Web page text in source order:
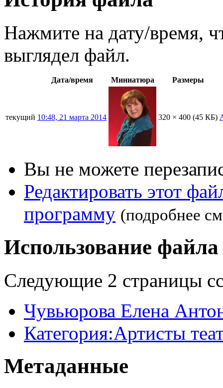
Нажмите на дату/время,
выглядел файл.
Дата/время Миниатюра Размеры
текущий 10:48, 21 марта 2014 320 × 400 (45 КБ)
Вы не можете
Редактировать этот
программу (подробнее
Использование файла
Следующие 2 страницы
Чувьюрова Елена
Категория:Артисты
Метаданные